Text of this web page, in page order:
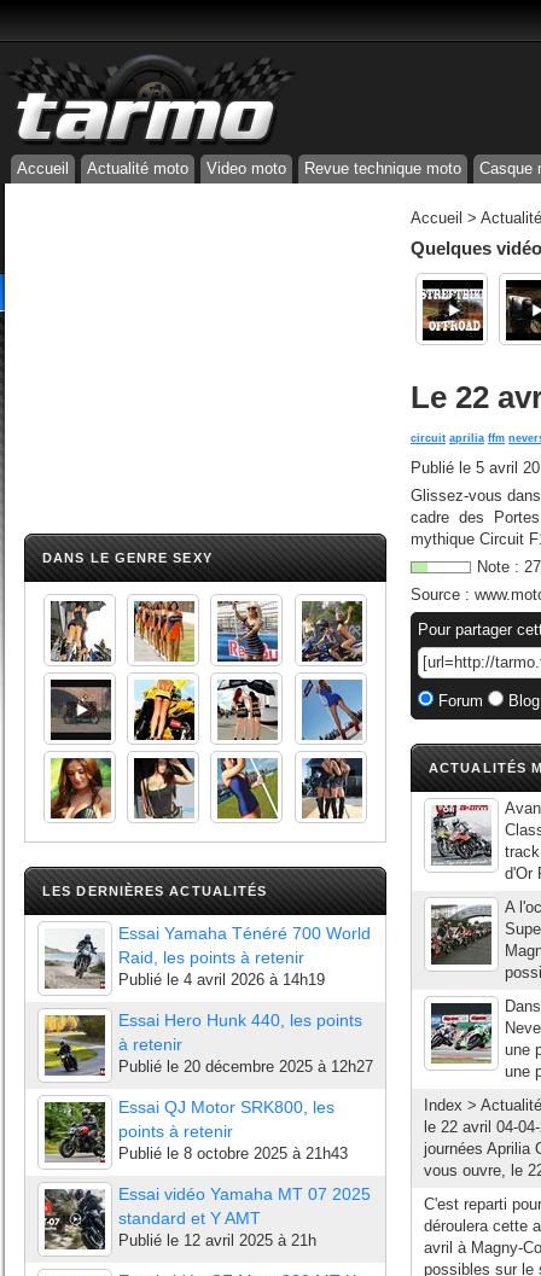
Accueil Actualité moto Video moto Revue technique moto Casque
DANS LE GENRE SEXY
LES DERNIÈRES ACTUALITÉS
Essai Yamaha Ténéré 700 World
Raid, les points à retenir
Publié le 4 avril 2026 à 14h19
Essai Hero Hunk 440, les points
à retenir
Publié le 20 décembre 2025 à 12h27
Essai QJ Motor SRK800, les
points à retenir
Publié le 8 octobre 2025 à 21h43
Essai vidéo Yamaha MT 07 2025
standard et Y AMT
Publié le 12 avril 2025 à 21h
Accueil >
Quelques
Le 22
circuit aprilia ffm
Publié le 5 avril
Glissez-vous
cadre des
mythique Circuit
Note : 27
Source :
Pour partager
Forum
ACTUALITÉS
d'Or
A
une
une
Index >
le 22 avril 04-
journées Aprilia
vous ouvre, le
C'est reparti
déroulera cette
avril à Magny-
possibles sur le